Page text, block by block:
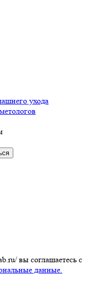
ухода
вы соглашаетесь с
данные.